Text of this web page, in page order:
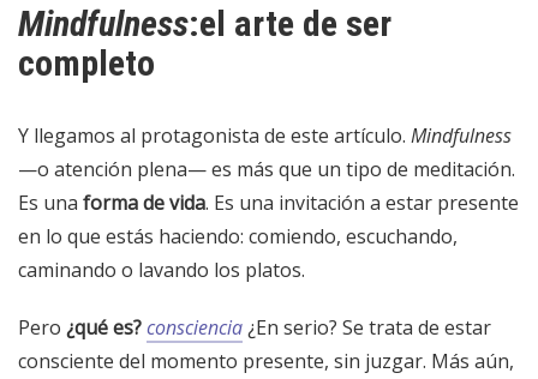
Mindfulness:el arte de ser
completo
Y llegamos al protagonista de este artículo. Mindfulness
—o atención plena— es más que un tipo de meditación.
Es una forma de vida. Es una invitación a estar presente
en lo que estás haciendo: comiendo, escuchando,
caminando o lavando los platos.
Pero ¿qué es?consciencia¿En serio? Se trata de estar
consciente del momento presente, sin juzgar. Más aún,